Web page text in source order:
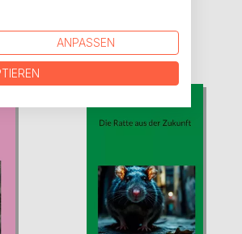
BEIBoD
ANPASSEN